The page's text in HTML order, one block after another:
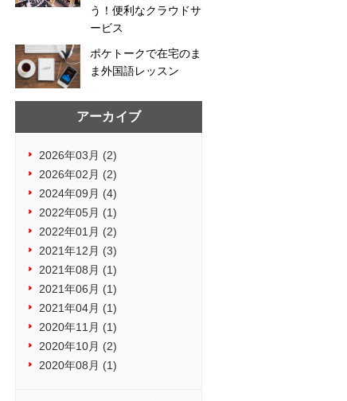
う！便利なクラウドサ
ービス
ポケトークで在宅のま
ま外国語レッスン
アーカイブ
2026年03月 (2)
2026年02月 (2)
2024年09月 (4)
2022年05月 (1)
2022年01月 (2)
2021年12月 (3)
2021年08月 (1)
2021年06月 (1)
2021年04月 (1)
2020年11月 (1)
2020年10月 (2)
2020年08月 (1)